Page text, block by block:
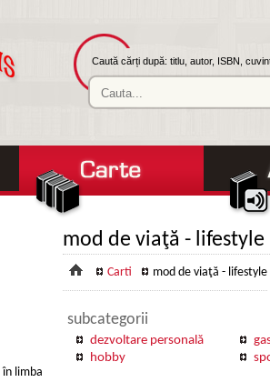
Caută cărți după: titlu, autor, ISBN,
limba
mod de viaţă - lifestyle
Carti mod de viaţă - lifestyle
subcategorii
dezvoltare personală
hobby